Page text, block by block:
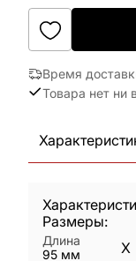
Время
Товара нет ни
Размеры:
Длина
95 мм X